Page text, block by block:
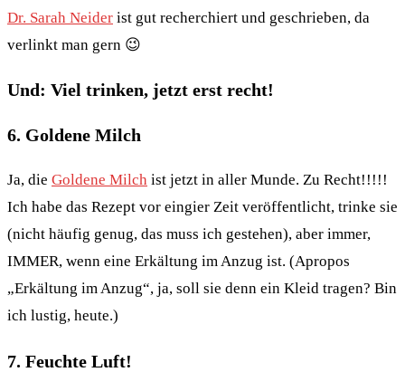
Dr. Sarah Neider ist gut recherchiert und geschrieben, da
verlinkt man gern 😉
Und: Viel trinken, jetzt erst recht!
6. Goldene Milch
Ja, die Goldene Milch ist jetzt in aller Munde. Zu Recht!!!!!
Ich habe das Rezept vor eingier Zeit veröffentlicht, trinke sie
(nicht häufig genug, das muss ich gestehen), aber immer,
IMMER, wenn eine Erkältung im Anzug ist. (Apropos
„Erkältung im Anzug“, ja, soll sie denn ein Kleid tragen? Bin
ich lustig, heute.)
7. Feuchte Luft!